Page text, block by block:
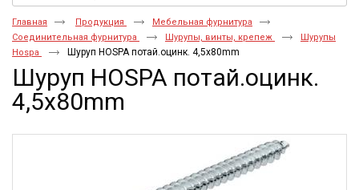
Главная Продукция
Мебельная фурнитура
Соединительная фурнитура
Шурупы, винты, крепеж
Шурупы
Hospa
Шуруп HOSPA потай.оцинк. 4,5x80mm
Шуруп HOSPA потай.оцинк.
4,5x80mm